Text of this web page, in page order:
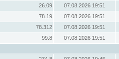
26.09
07.08.2026 19:51
78.19
07.08.2026 19:51
78.312
07.08.2026 19:51
99.8
07.08.2026 19:51